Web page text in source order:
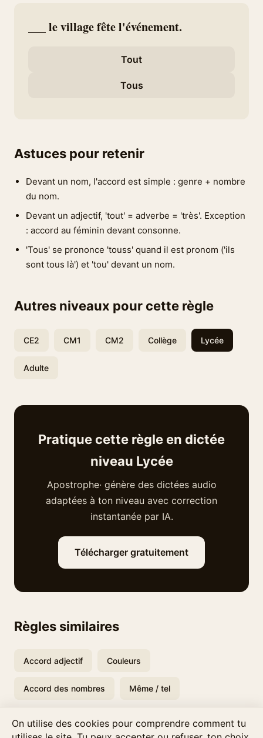
___ le village fête l'événement.
Tout
Tous
Astuces pour retenir
Devant un nom, l'accord est simple : genre + nombre
du nom.
Devant un adjectif, 'tout' = adverbe = 'très'. Exception
: accord au féminin devant consonne.
'Tous' se prononce 'touss' quand il est pronom ('ils
sont tous là') et 'tou' devant un nom.
Autres niveaux pour cette règle
CE2 CM1 CM2 Collège Lycée
Adulte
Pratique cette règle en dictée
niveau Lycée
Apostrophe· génère des dictées audio
adaptées à ton niveau avec correction
instantanée par IA.
Télécharger gratuitement
Règles similaires
Accord adjectif Couleurs
Accord des nombres Même / tel
On utilise des cookies pour comprendre comment tu